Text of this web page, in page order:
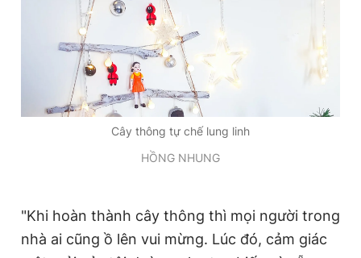
Cây thông tự chế lung linh
HỒNG NHUNG
"Khi hoàn thành cây thông thì mọi người trong
nhà ai cũng ồ lên vui mừng. Lúc đó, cảm giác